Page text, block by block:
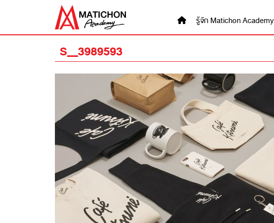
รู้จัก Matichon Academy
S__3989593